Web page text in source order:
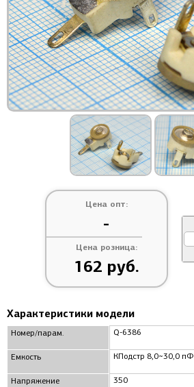
Цена опт:
-
Цена розница:
162 руб.
Характеристики модели
Номер/парам.
Емкость
Напряжение
Q-6386
КПодстр 8,0~30,0 пФ
350